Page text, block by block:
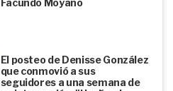
Facundo Moyano
El posteo de Denisse González
que conmovió a sus
seguidores a una semana de